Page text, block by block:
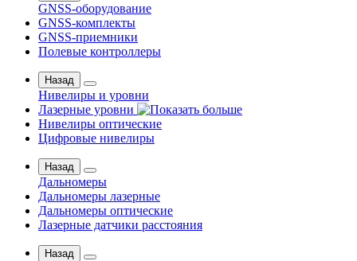
GNSS-оборудование
GNSS-комплекты
GNSS-приемники
Полевые контроллеры
Назад
Нивелиры и уровни
Лазерные уровни
Нивелиры оптические
Цифровые нивелиры
Назад
Дальномеры
Дальномеры лазерные
Дальномеры оптические
Лазерные датчики расстояния
Назад